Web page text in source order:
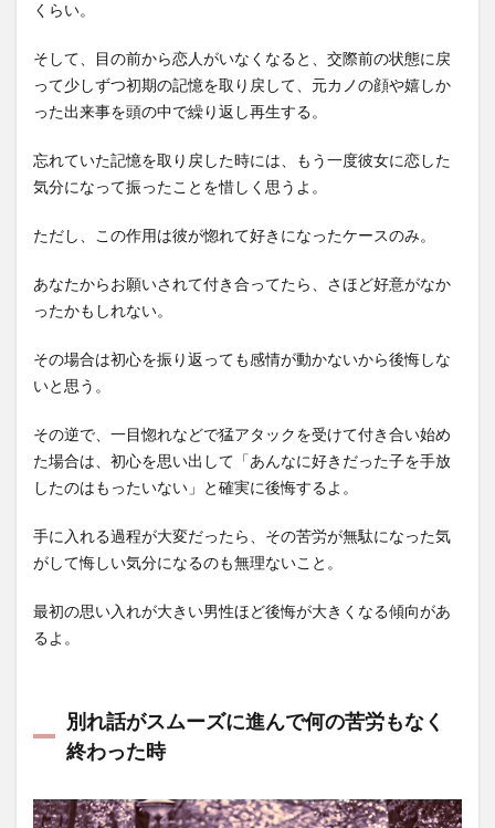
くらい。
そして、目の前から恋人がいなくなると、交際前の状態に戻
って少しずつ初期の記憶を取り戻して、元カノの顔や嬉しか
った出来事を頭の中で繰り返し再生する。
忘れていた記憶を取り戻した時には、もう一度彼女に恋した
気分になって振ったことを惜しく思うよ。
ただし、この作用は彼が惚れて好きになったケースのみ。
あなたからお願いされて付き合ってたら、さほど好意がなか
ったかもしれない。
その場合は初心を振り返っても感情が動かないから後悔しな
いと思う。
その逆で、一目惚れなどで猛アタックを受けて付き合い始め
た場合は、初心を思い出して「あんなに好きだった子を手放
したのはもったいない」と確実に後悔するよ。
手に入れる過程が大変だったら、その苦労が無駄になった気
がして悔しい気分になるのも無理ないこと。
最初の思い入れが大きい男性ほど後悔が大きくなる傾向があ
るよ。
別れ話がスムーズに進んで何の苦労もなく
終わった時